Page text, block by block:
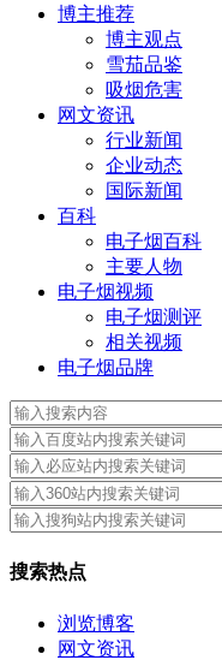
博主推荐
博主观点
雪茄品鉴
吸烟危害
网文资讯
行业新闻
企业动态
国际新闻
百科
电子烟百科
主要人物
电子烟视频
电子烟测评
相关视频
电子烟品牌
搜索热点
浏览博客
网文资讯